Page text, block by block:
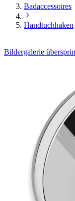
Badaccessoires
Handtuchhaken
Bildergalerie